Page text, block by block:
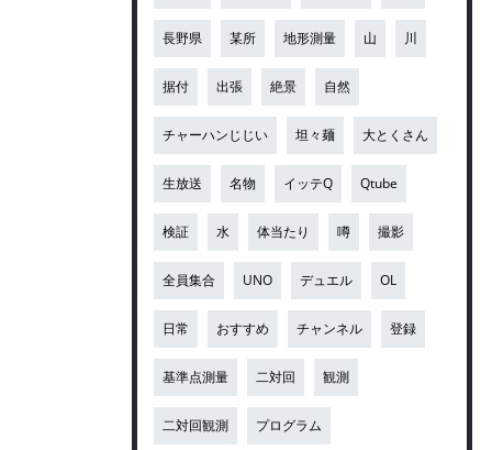
長野県 某所 地形測量 山 川
据付 出張 絶景 自然
チャーハンじじい 坦々麺 大とくさん
生放送 名物 イッテQ Qtube
検証 水 体当たり 噂 撮影
全員集合 UNO デュエル OL
日常 おすすめ チャンネル 登録
基準点測量 二対回 観測
二対回観測 プログラム